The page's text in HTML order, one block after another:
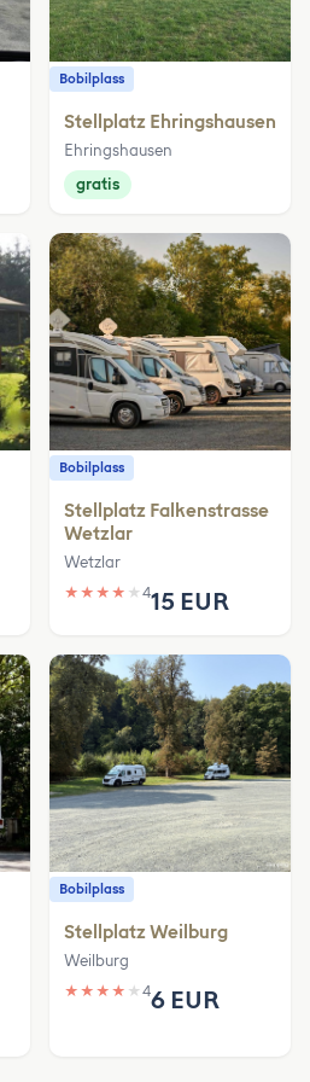
Bobilplass
Stellplatz Ehringshausen
Ehringshausen
gratis
Bobilplass
Stellplatz Falkenstrasse
Wetzlar
Wetzlar
★ ★ ★ ★ ★ 415 EUR
Bobilplass
Stellplatz Weilburg
Weilburg
★ ★ ★ ★ ★ 46 EUR